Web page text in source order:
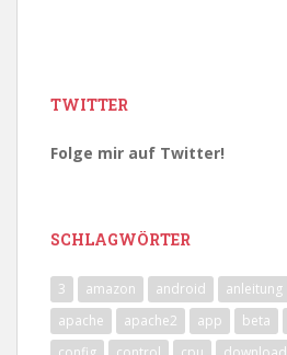
TWITTER
Folge mir auf Twitter!
SCHLAGWÖRTER
3 amazon android anleitung
apache
apache2 app beta